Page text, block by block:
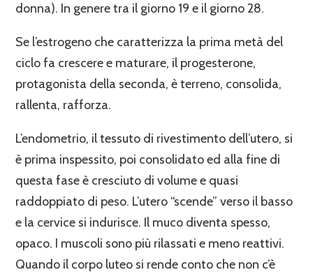
donna). In genere tra il giorno 19 e il giorno 28.
Se l’estrogeno che caratterizza la prima metà del
ciclo fa crescere e maturare, il progesterone,
protagonista della seconda, è terreno, consolida,
rallenta, rafforza.
L’endometrio, il tessuto di rivestimento dell’utero, si
è prima inspessito, poi consolidato ed alla fine di
questa fase è cresciuto di volume e quasi
raddoppiato di peso. L’utero “scende” verso il basso
e la cervice si indurisce. Il muco diventa spesso,
opaco. I muscoli sono più rilassati e meno reattivi.
Quando il corpo luteo si rende conto che non c’è